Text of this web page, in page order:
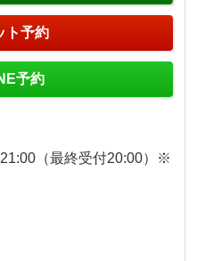
ト予約
予約
（最終受付20:00）※